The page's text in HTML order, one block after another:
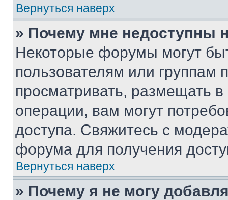
Вернуться наверх
» Почему мне недоступны
Некоторые форумы могут
пользователям или группам
просматривать, размещать
операции, вам могут
доступа. Свяжитесь с
форума для получения
Вернуться наверх
» Почему я не могу